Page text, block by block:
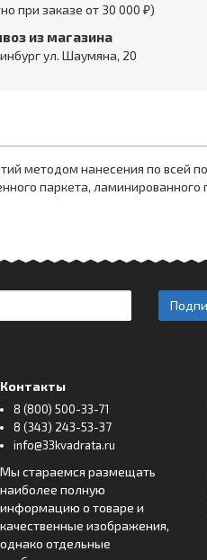
при заказе от 30 000 ₽)
из магазина
ул. Шаумяна, 20
методом нанесения по всей
паркета,
Контакты
8 (800) 500-33-71
8 (343) 243-53-37
info@33kvadrata.ru
Мы стараемся размещать
наиболее полную
информацию о товаре и
качественные изображения,
однако отдельные